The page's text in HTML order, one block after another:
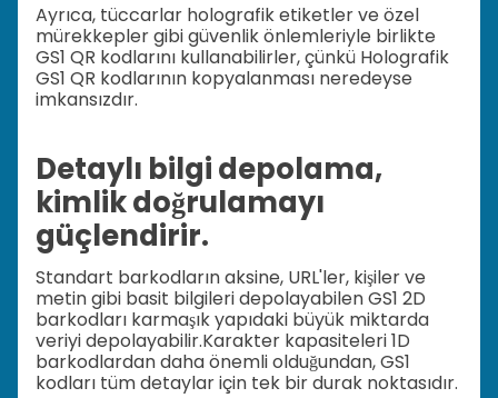
Ayrıca, tüccarlar holografik etiketler ve özel
mürekkepler gibi güvenlik önlemleriyle birlikte
GS1 QR kodlarını kullanabilirler, çünkü Holografik
GS1 QR kodlarının kopyalanması neredeyse
imkansızdır.
Detaylı bilgi depolama,
kimlik doğrulamayı
güçlendirir.
Standart barkodların aksine, URL'ler, kişiler ve
metin gibi basit bilgileri depolayabilen GS1 2D
barkodları karmaşık yapıdaki büyük miktarda
veriyi depolayabilir.Karakter kapasiteleri 1D
barkodlardan daha önemli olduğundan, GS1
kodları tüm detaylar için tek bir durak noktasıdır.